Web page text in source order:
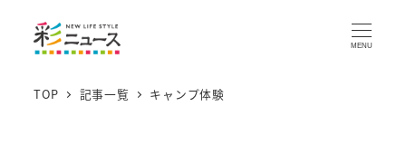
MENU
TOP 記事一覧 キャンプ体験